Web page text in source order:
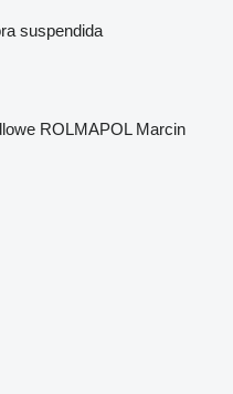
suspendida
ROLMAPOL Marcin